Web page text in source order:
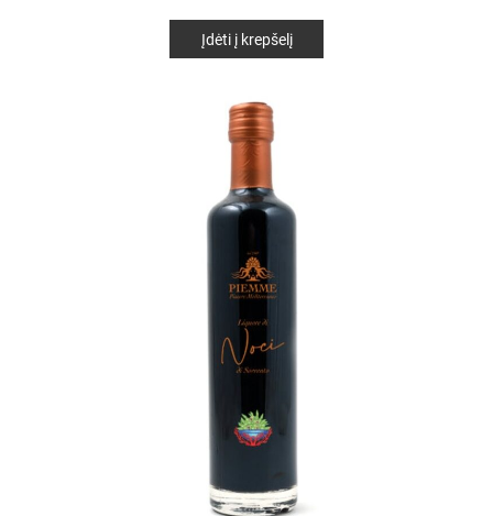
Įdėti į krepšelį